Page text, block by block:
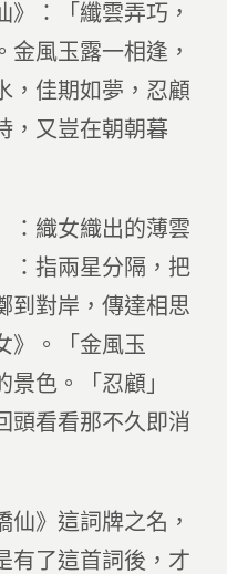
》：「纖雲弄巧，
金風玉露一相逢，
，佳期如夢，忍顧
，又豈在朝朝暮
：織女織出的薄雲
：指兩星分隔，把
到對岸，傳達相思
》。「金風玉
色。「忍顧」
頭看看那不久即消
仙》這詞牌之名，
有了這首詞後，才